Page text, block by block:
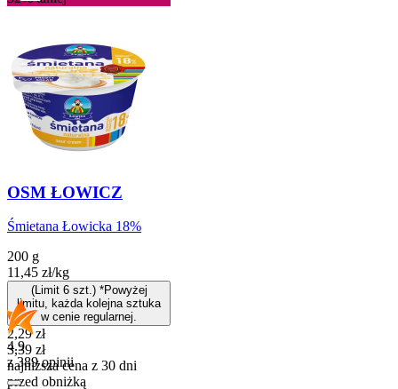
OSM ŁOWICZ
Śmietana Łowicka 18%
200 g
11,45 zł/kg
(Limit 6 szt.) *Powyżej
limitu, każda kolejna sztuka
w cenie regularnej.
Cena promocyjna
2,29 zł
3,39 zł
najniższa cena z 30 dni
przed obniżką
4.9
z 389 opinii